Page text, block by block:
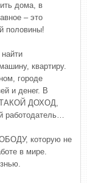
дома, в
– это
половины!
квартиру.
городе
и денег. В
ТАКОЙ ДОХОД,
работодатель…
которую не
в мире.